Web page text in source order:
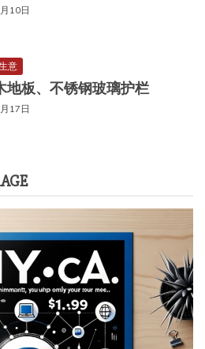
10日
意
地板、不锈钢玻璃护栏
17日